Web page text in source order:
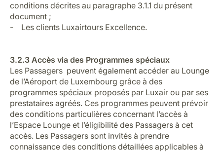
conditions décrites au paragraphe 3.1.1 du présent
document ;
- Les clients Luxairtours Excellence.
3.2.3 Accès via des Programmes spéciaux
Les Passagers peuvent également accéder au Lounge
de l’Aéroport de Luxembourg grâce à des
programmes spéciaux proposés par Luxair ou par ses
prestataires agréés. Ces programmes peuvent prévoir
des conditions particulières concernant l’accès à
l’Espace Lounge et l’éligibilité des Passagers à cet
accès. Les Passagers sont invités à prendre
connaissance des conditions détaillées applicables à